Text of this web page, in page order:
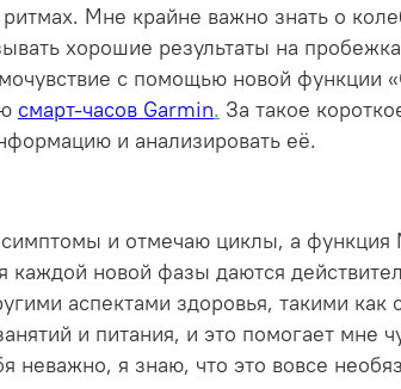
Мне крайне важно знать о
хорошие результаты на
с помощью новой функции
смарт-часов Garmin. За такое
и анализировать её.
и отмечаю циклы, а функция
каждой новой фазы даются
аспектами здоровья, такими
и питания, и это помогает мне
неважно, я знаю, что это вовсе